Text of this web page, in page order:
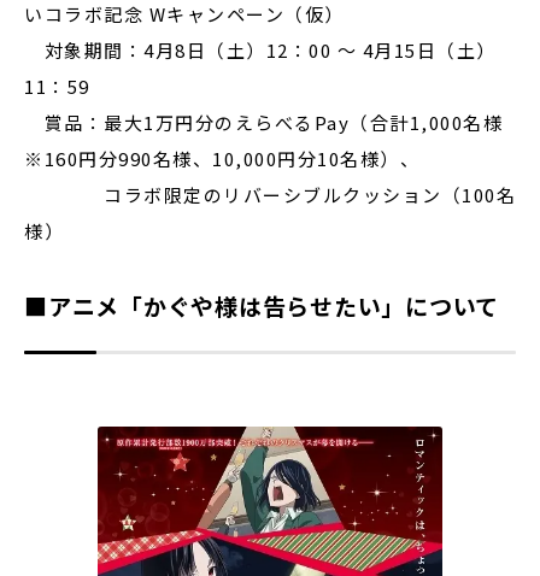
いコラボ記念 Wキャンペーン（仮）
対象期間：4月8日（土）12：00 〜 4月15日（土）
11：59
賞品：最大1万円分のえらべるPay（合計1,000名様
※160円分990名様、10,000円分10名様）、
コラボ限定のリバーシブルクッション（100名
様）
■アニメ「かぐや様は告らせたい」について